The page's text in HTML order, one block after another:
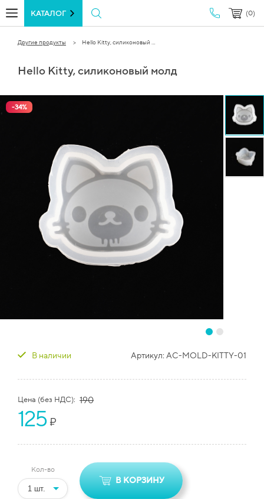
КАТАЛОГ (0)
Другие продукты Hello Kitty, силиконовый ...
Hello Kitty, силиконовый молд
-34%
В наличии Артикул: AC-MOLD-KITTY-01
Цена (без НДС): 190
125 ₽
Кол-во
В КОРЗИНУ